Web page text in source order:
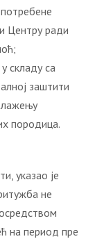
Центру ради
складу са
заштити
породица.
указао је
не
на период пре